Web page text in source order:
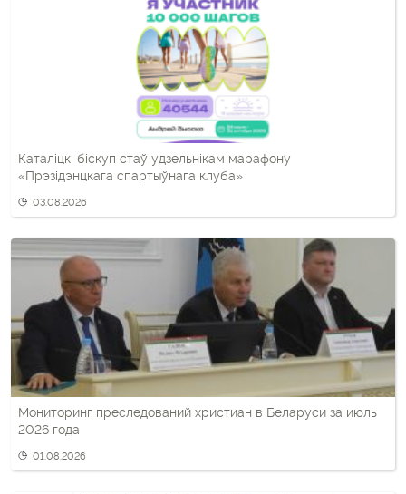
Каталіцкі біскуп стаў удзельнікам марафону
«Прэзідэнцкага спартыўнага клуба»
03.08.2026
Мониторинг преследований христиан в Беларуси за июль
2026 года
01.08.2026